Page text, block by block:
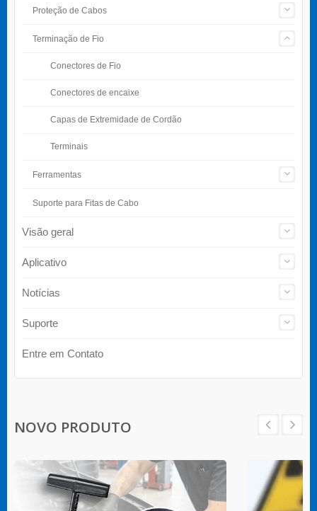
Proteção de Cabos
Terminação de Fio
Conectores de Fio
Conectores de encaixe
Capas de Extremidade de Cordão
Terminais
Ferramentas
Suporte para Fitas de Cabo
Visão geral
Aplicativo
Notícias
Suporte
Entre em Contato
NOVO PRODUTO